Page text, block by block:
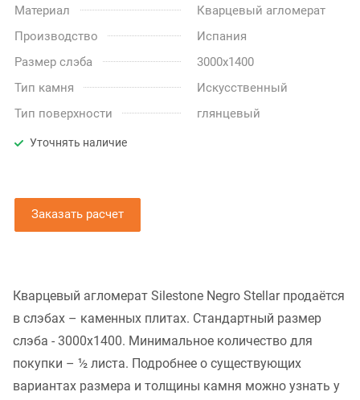
Материал
Кварцевый агломерат
Производство
Испания
Размер слэба
3000x1400
Тип камня
Искусственный
Тип поверхности
глянцевый
Уточнять наличие
Заказать расчет
Кварцевый агломерат Silestone Negro Stellar продаётся
в слэбах – каменных плитах. Стандартный размер
слэба - 3000x1400. Минимальное количество для
покупки – ½ листа. Подробнее о существующих
вариантах размера и толщины камня можно узнать у